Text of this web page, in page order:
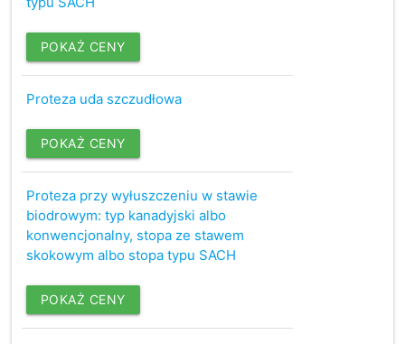
POKAŻ CENY
Proteza uda szczudłowa
POKAŻ CENY
Proteza przy wyłuszczeniu w stawie
biodrowym: typ kanadyjski albo
konwencjonalny, stopa ze stawem
skokowym albo stopa typu SACH
POKAŻ CENY